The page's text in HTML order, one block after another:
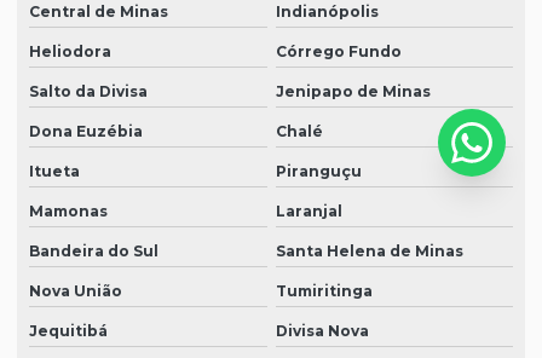
Central de Minas Indianópolis
Heliodora Córrego Fundo
Salto da Divisa Jenipapo de Minas
Dona Euzébia Chalé
Itueta Piranguçu
Mamonas Laranjal
Bandeira do Sul Santa Helena de Minas
Nova União Tumiritinga
Jequitibá Divisa Nova